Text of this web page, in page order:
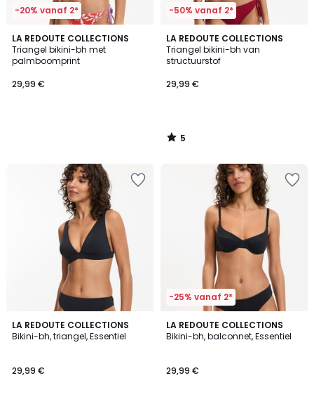
-20% vanaf 2*
LA REDOUTE COLLECTIONS
Triangel bikini-bh met
palmboomprint
29,99 €
-50% vanaf 2*
LA REDOUTE COLLECTIONS
Triangel bikini-bh van
structuurstof
29,99 €
5
/
5
5
/
LA REDOUTE COLLECTIONS
Bikini-bh, triangel, Essentiel
29,99 €
1
/
-25% vanaf 2*
LA REDOUTE COLLECTIONS
Bikini-bh, balconnet, Essentiel
29,99 €
3
/
2
Kleuren